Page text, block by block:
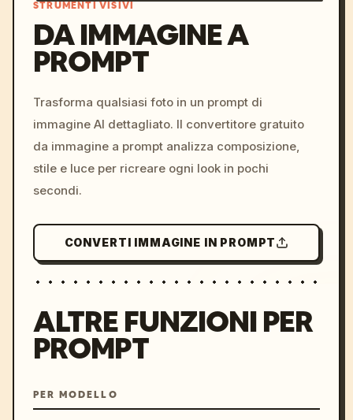
colors, 8k --v 6.0
STRUMENTI VISIVI
DA IMMAGINE A
PROMPT
Trasforma qualsiasi foto in un prompt di
immagine AI dettagliato. Il convertitore gratuito
da immagine a prompt analizza composizione,
stile e luce per ricreare ogni look in pochi
secondi.
CONVERTI IMMAGINE IN PROMPT
ALTRE FUNZIONI PER
PROMPT
PER MODELLO